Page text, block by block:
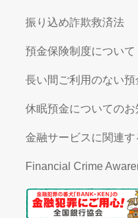
振り込め詐欺救済法
預金保険制度について
長い間ご利用のない
休眠預金についてのお
金融サービスに関連
Financial Crime